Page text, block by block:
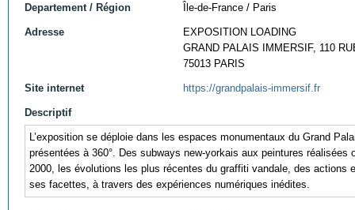
Departement / Région Île-de-France / Paris
Adresse
EXPOSITION LOADING
GRAND PALAIS IMMERSIF, 110
75013 PARIS
Site internet https://grandpalais-immersif.fr
Descriptif
L’exposition se déploie dans les espaces monumentaux du Grand
présentées à 360°. Des subways new-yorkais aux peintures
2000, les évolutions les plus récentes du graffiti vandale, des
ses facettes, à travers des expériences numériques inédites.